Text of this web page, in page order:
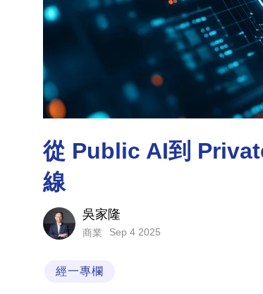
從 Public AI到
線
吳家隆
商業 Sep 4 2025
經一專欄